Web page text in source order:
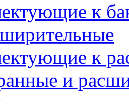
к
к
и